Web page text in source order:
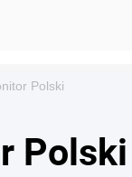
Polski